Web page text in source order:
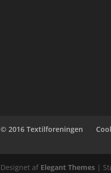
© 2016 Textilforeningen
Designet af Elegant Themes |